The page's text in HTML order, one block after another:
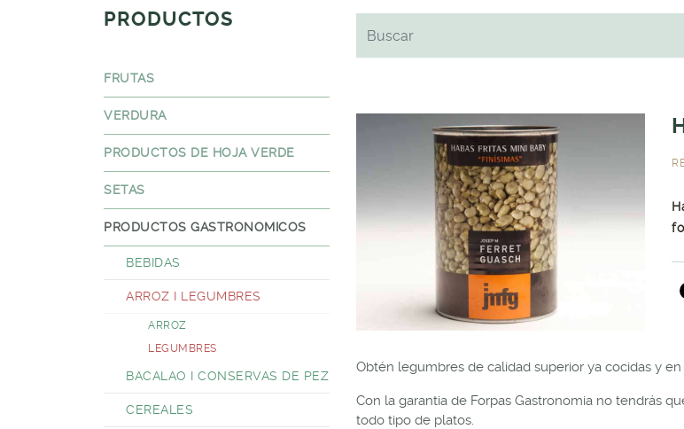
PRODUCTOS
FRUTAS
VERDURA
PRODUCTOS DE HOJA VERDE
SETAS
PRODUCTOS GASTRONOMICOS
BEBIDAS
ARROZ I LEGUMBRES
ARROZ
LEGUMBRES
BACALAO I CONSERVAS DE PEZ
CEREALES
Obtén legumbres de calidad superior ya cocidas y
Con la garantia de Forpas Gastronomia no tendrás
todo tipo de platos.